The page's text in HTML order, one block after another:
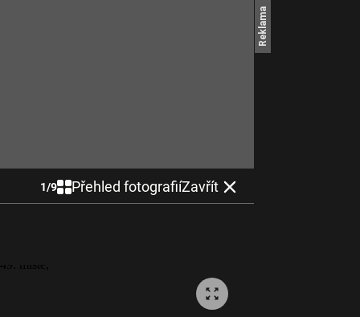
1/9 Přehled fotografiíZavřít